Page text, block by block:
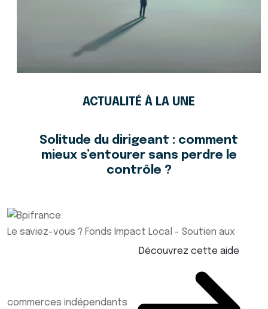
ACTUALITÉ À LA UNE
Solitude du dirigeant : comment
mieux s’entourer sans perdre le
contrôle ?
Le saviez-vous ? Fonds Impact Local - Soutien aux
commerces indépendants
Découvrez cette aide